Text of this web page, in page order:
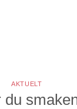
AKTUELT